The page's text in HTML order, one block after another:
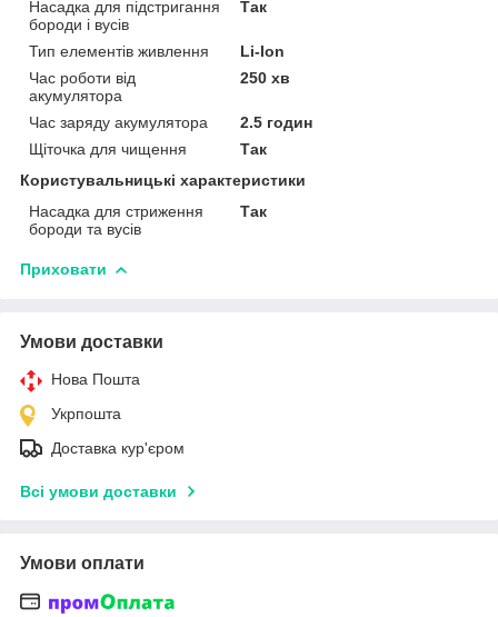
Насадка для підстригання
бороди і вусів
Так
Тип елементів живлення
Li-Ion
Час роботи від
акумулятора
250 хв
Час заряду акумулятора
2.5 годин
Щіточка для чищення
Так
Користувальницькі характеристики
Насадка для стриження
бороди та вусів
Так
Приховати
Умови доставки
Нова Пошта
Укрпошта
Доставка кур'єром
Всі умови доставки
Умови оплати